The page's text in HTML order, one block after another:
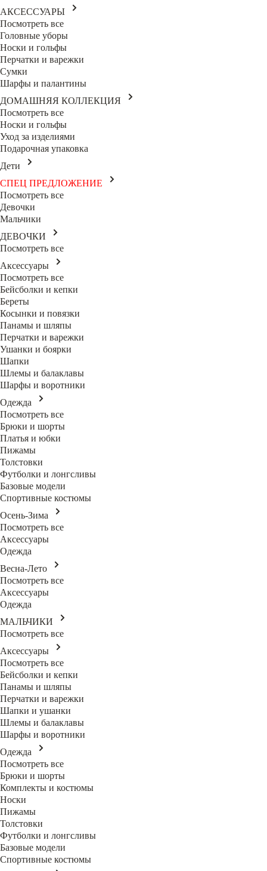
АКСЕССУАРЫ
Посмотреть все
Головные уборы
Носки и гольфы
Перчатки и варежки
Сумки
Шарфы и палантины
ДОМАШНЯЯ КОЛЛЕКЦИЯ
Посмотреть все
Носки и гольфы
Уход за изделиями
Подарочная упаковка
Дети
СПЕЦ ПРЕДЛОЖЕНИЕ
Посмотреть все
Девочки
Мальчики
ДЕВОЧКИ
Посмотреть все
Аксессуары
Посмотреть все
Бейсболки и кепки
Береты
Косынки и повязки
Панамы и шляпы
Перчатки и варежки
Ушанки и боярки
Шапки
Шлемы и балаклавы
Шарфы и воротники
Одежда
Посмотреть все
Брюки и шорты
Платья и юбки
Пижамы
Толстовки
Футболки и лонгсливы
Базовые модели
Спортивные костюмы
Осень-Зима
Посмотреть все
Аксессуары
Одежда
Весна-Лето
Посмотреть все
Аксессуары
Одежда
МАЛЬЧИКИ
Посмотреть все
Аксессуары
Посмотреть все
Бейсболки и кепки
Панамы и шляпы
Перчатки и варежки
Шапки и ушанки
Шлемы и балаклавы
Шарфы и воротники
Одежда
Посмотреть все
Брюки и шорты
Комплекты и костюмы
Носки
Пижамы
Толстовки
Футболки и лонгсливы
Базовые модели
Спортивные костюмы